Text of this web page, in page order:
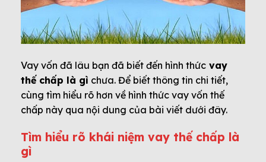
Vay vốn đã lâu bạn đã biết đến hình thức vay
thế chấp là gì chưa. Để biết thông tin chi tiết,
cùng tìm hiểu rõ hơn về hình thức vay vốn thế
chấp này qua nội dung của bài viết dưới đây.
Tìm hiểu rõ khái niệm vay thế chấp là
gì